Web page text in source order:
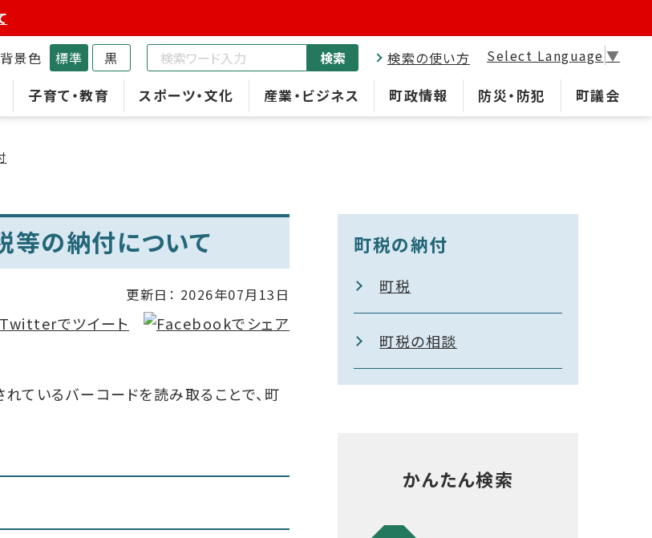
子育て・教育 スポーツ・文化 産業・ビジネス 町政情報 防災・防犯 町議会
背景色 標準 黒 検索 検索の使い方 Select Language ▼
等の納付について
更新日： 2026年07月13日
ているバーコードを読み取ることで、町
町税の納付
町税
町税の相談
かんたん検索